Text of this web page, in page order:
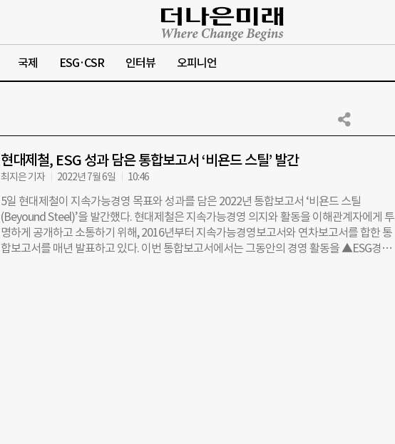
국제 ESG·CSR 인터뷰 오피니언
현대제철, ESG 성과 담은 통합보고서 ‘비욘드 스틸’ 발간
최지은 기자 2022년 7월 6일 10:46
5일 현대제철이 지속가능경영 목표와 성과를 담은 2022년 통합보고서 ‘비욘드 스틸
(Beyound Steel)’을 발간했다. 현대제철은 지속가능경영 의지와 활동을 이해관계자에게 투
명하게 공개하고 소통하기 위해, 2016년부터 지속가능경영보고서와 연차보고서를 합한 통
합보고서를 매년 발표하고 있다. 이번 통합보고서에서는 그동안의 경영 활동을 ▲ESG경영